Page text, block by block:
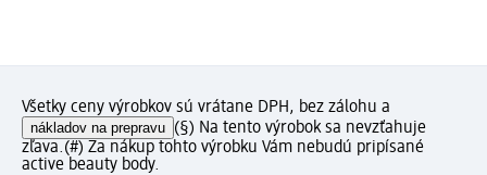
Všetky ceny výrobkov sú vrátane DPH, bez zálohu a
nákladov na prepravu (§) Na tento výrobok sa nevzťahuje
zľava.(#) Za nákup tohto výrobku Vám nebudú pripísané
active beauty body.